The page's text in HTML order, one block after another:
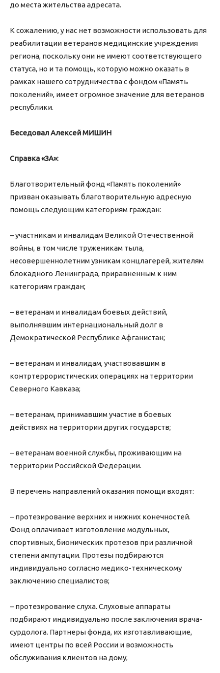
до места жительства адресата.
К сожалению, у нас нет возможности использовать для
реабилитации ветеранов медицинские учреждения
региона, поскольку они не имеют соответствующего
статуса, но и та помощь, которую можно оказать в
рамках нашего сотрудничества с фондом «Память
поколений», имеет огромное значение для ветеранов
республики.
Беседовал Алексей МИШИН
Справка «ЗА»:
Благотворительный фонд «Память поколений»
призван оказывать благотворительную адресную
помощь следующим категориям граждан:
– участникам и инвалидам Великой Отечественной
войны, в том числе труженикам тыла,
несовершеннолетним узникам концлагерей, жителям
блокадного Ленинграда, приравненным к ним
категориям граждан;
– ветеранам и инвалидам боевых действий,
выполнявшим интернациональный долг в
Демократической Республике Афганистан;
– ветеранам и инвалидам, участвовавшим в
контртеррористических операциях на территории
Северного Кавказа;
– ветеранам, принимавшим участие в боевых
действиях на территории других государств;
– ветеранам военной службы, проживающим на
территории Российской Федерации.
В перечень направлений оказания помощи входят:
– протезирование верхних и нижних конечностей.
Фонд оплачивает изготовление модульных,
спортивных, бионических протезов при различной
степени ампутации. Протезы подбираются
индивидуально согласно медико-техническому
заключению специалистов;
– протезирование слуха. Слуховые аппараты
подбирают индивидуально после заключения врача-
сурдолога. Партнеры фонда, их изготавливающие,
имеют центры по всей России и возможность
обслуживания клиентов на дому;